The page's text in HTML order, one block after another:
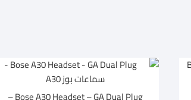
Bose A30 Headset – GA Dual Plug –